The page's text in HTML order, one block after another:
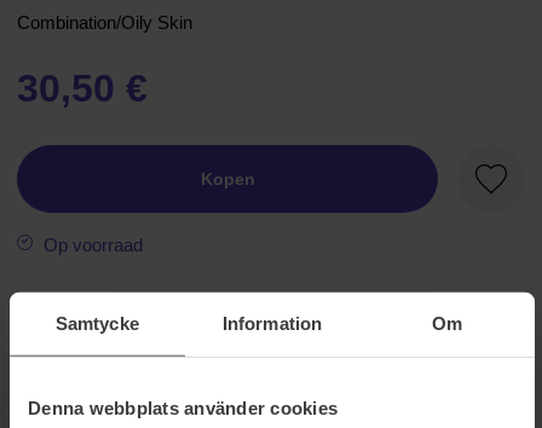
Samtycke Information Om
Denna webbplats använder cookies
Combination/Oily Skin
30,50 €
Kopen
Op voorraad
Informatie
dode huidcellen. Bereidt de huid voor op de exfoliërende werking